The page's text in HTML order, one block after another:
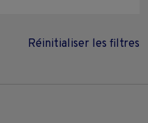
Réinitialiser les filtres